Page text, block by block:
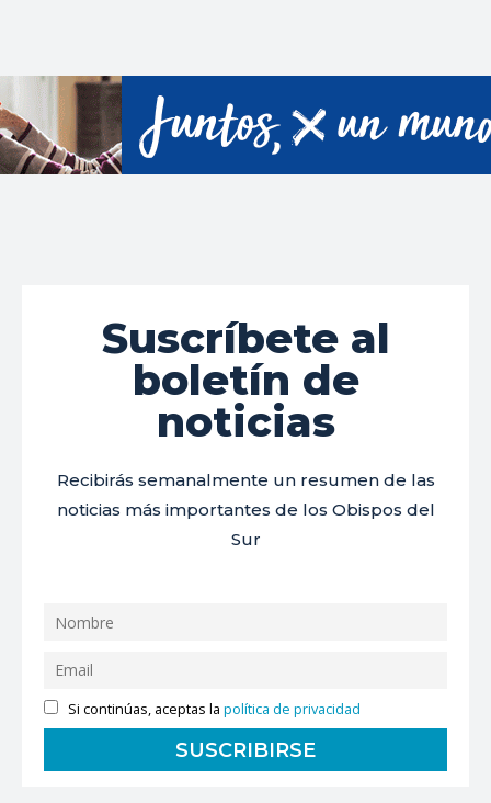
Suscríbete al
boletín de
noticias
Recibirás semanalmente un resumen de las
noticias más importantes de los Obispos del
Sur
Si continúas, aceptas lapolítica de privacidad